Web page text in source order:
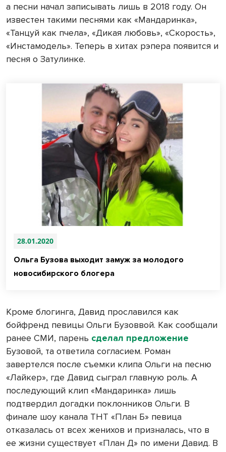
а песни начал записывать лишь в 2018 году. Он
известен такими песнями как «Мандаринка»,
«Танцуй как пчела», «Дикая любовь», «Скорость»,
«Инстамодель». Теперь в хитах рэпера появится и
песня о Затулинке.
28.01.2020
Ольга Бузова выходит замуж за молодого
новосибирского блогера
Кроме блогинга, Давид прославился как
бойфренд певицы Ольги Бузоввой. Как сообщали
ранее СМИ, парень сделал предложение
Бузовой, та ответила согласием. Роман
завертелся после съемки клипа Ольги на песню
«Лайкер», где Давид сыграл главную роль. А
последующий клип «Мандаринка» лишь
подтвердил догадки поклонников Ольги. В
финале шоу канала ТНТ «План Б» певица
отказалась от всех женихов и призналась, что в
ее жизни существует «План Д» по имени Давид. В